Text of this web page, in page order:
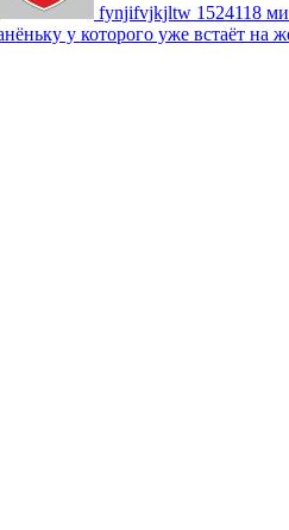
fynjifvjkjltw 1524118
у которого уже встаёт на